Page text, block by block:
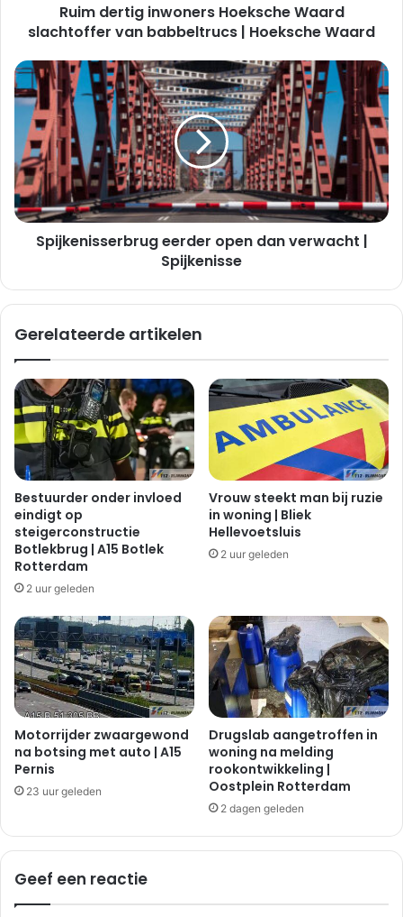
Hoeksche
Waard
Ruim dertig inwoners Hoeksche Waard
slachtoffer van babbeltrucs | Hoeksche Waard
Spijkenisserbrug
eerder
open
dan
verwacht
|
Spijkenisse
Spijkenisserbrug eerder open dan verwacht |
Spijkenisse
Gerelateerde artikelen
Bestuurder onder invloed
eindigt op
steigerconstructie
Botlekbrug | A15 Botlek
Rotterdam
2 uur geleden
Vrouw steekt man bij ruzie
in woning | Bliek
Hellevoetsluis
2 uur geleden
Motorrijder zwaargewond
na botsing met auto | A15
Pernis
23 uur geleden
Drugslab aangetroffen in
woning na melding
rookontwikkeling |
Oostplein Rotterdam
2 dagen geleden
Geef een reactie